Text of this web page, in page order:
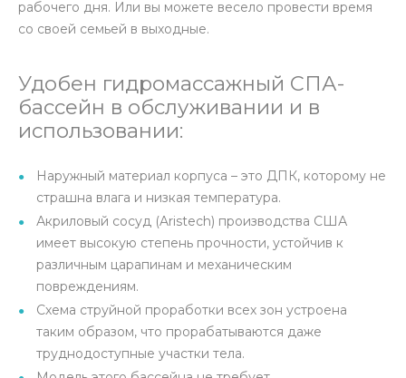
рабочего дня. Или вы можете весело провести время
со своей семьей в выходные.
Удобен гидромассажный СПА-
бассейн в обслуживании и в
использовании:
Наружный материал корпуса – это ДПК, которому не
страшна влага и низкая температура.
Акриловый сосуд (Aristech) производства США
имеет высокую степень прочности, устойчив к
различным царапинам и механическим
повреждениям.
Схема струйной проработки всех зон устроена
таким образом, что прорабатываются даже
труднодоступные участки тела.